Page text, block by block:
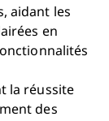
aidant les
en
la réussite
des